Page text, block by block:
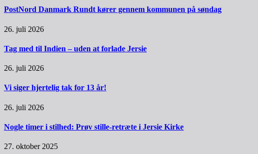
PostNord Danmark Rundt kører gennem kommunen på søndag
26. juli 2026
Tag med til Indien – uden at forlade Jersie
26. juli 2026
Vi siger hjertelig tak for 13 år!
26. juli 2026
Nogle timer i stilhed: Prøv stille-retræte i Jersie Kirke
27. oktober 2025